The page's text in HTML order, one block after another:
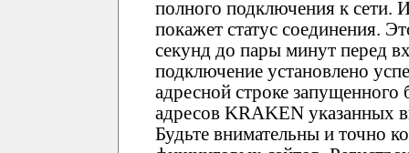
полного подключения к сети.
покажет статус соединения.
секунд до пары минут перед
подключение установлено
адресной строке запущенного
адресов KRAKEN указанных
Будьте внимательны и точно